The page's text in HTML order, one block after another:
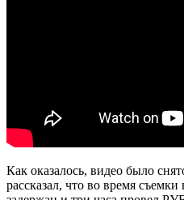
Как оказалось, видео было
рассказал, что во время